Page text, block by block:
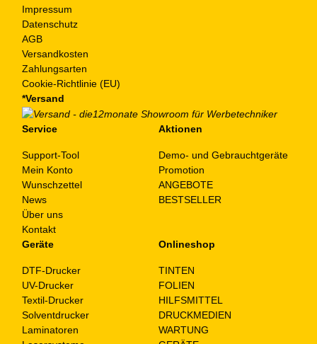
Impressum
Datenschutz
AGB
Versandkosten
Zahlungsarten
Cookie-Richtlinie (EU)
*Versand
Service
Support-Tool
Mein Konto
Wunschzettel
News
Über uns
Kontakt
Aktionen
Demo- und Gebrauchtgeräte
Promotion
ANGEBOTE
BESTSELLER
Geräte
DTF-Drucker
UV-Drucker
Textil-Drucker
Solventdrucker
Laminatoren
Onlineshop
TINTEN
FOLIEN
HILFSMITTEL
DRUCKMEDIEN
WARTUNG